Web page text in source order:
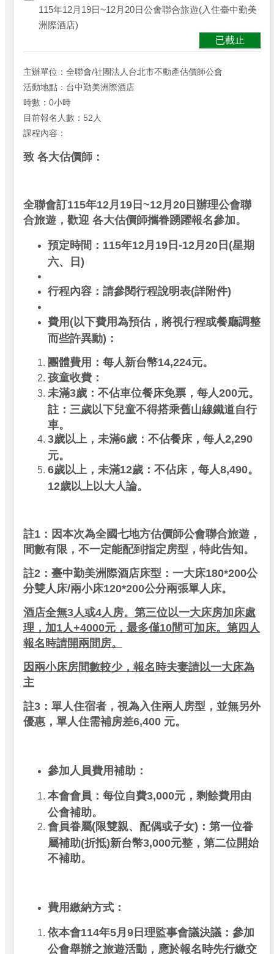
115年12月19日~12月20日公會聯合旅遊(入住臺中勤美
洲際酒店)
已截止
主辦單位：全聯會/社團法人台北市不動產估價師公會
活動地點：台中勤美洲際酒店
時數：0小時
目前報名人數：52人
課程內容：
致 各大估價師：
全聯會訂115年12月19日~12月20日辦理公會聯
合旅遊，歡迎 各大估價師攜眷踴躍報名參加。
預定時間：115年12月19日-12月20日(星期
六、日)
行程內容：請參閱行程說明表(詳附件)
費用(以下費用為預估，將視行程或餐廳調整
而些許異動)：
團體費用：每人新台幣14,224元。
孩童收費：
未滿3歲：不佔車位餐床免票，每人200元。
註：三歲以下兒童不得搭乘舊山線鐵道自行
車。
3歲以上，未滿6歲：不佔餐床，每人2,290
元。
6歲以上，未滿12歲：不佔床，每人8,490。
12歲以上以大人論。
註1： 因本次為全國七地方估價師公會聯合旅遊，
間數有限，不一定能配到指定房型，特此告知。
註2： 臺中勤美洲際酒店床型：一大床180*200公
分雙人床/兩小床120*200公分兩張單人床。
酒店全無3人或4人房。第三位以一大床房加床處
理，加1人+4000元，最多僅10間可加床。第四人
報名時請開兩間房。
因兩小床房間數較少，報名時夫妻請以一大床為
主
註3： 單人住宿者，視為入住兩人房型，並無另外
優惠，單人住需補房差6,400 元。
參加人員費用補助：
本會會員：每位自費3,000元，剩餘費用由
公會補助。
會員眷屬(限雙親、配偶或子女)：第一位眷
屬補助(折抵)新台幣3,000元整，第二位開始
不補助。
費用繳納方式：
依本會114年5月9日理監事會議決議：參加
公會舉辦之旅遊活動，應於報名時先行繳交